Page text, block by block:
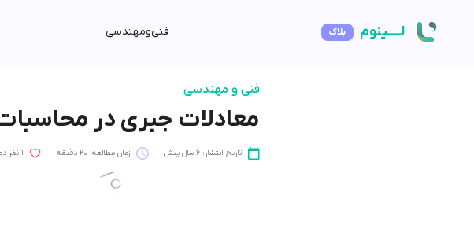
لــــینوم بلاگ فنی‌و‌مهندسی
فنی و مهندسی
معادلات جبری در
تاریخ انتشار: 6 سال پیش زمان مطالعه: 20 دقیقه 1 نفر دوست داشته!